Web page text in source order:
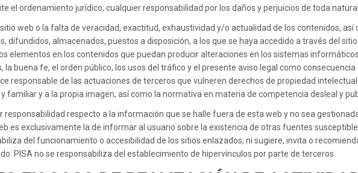
el ordenamiento jurídico, cualquier responsabilidad por los daños y perjuicios de toda
sitio web o la falta de veracidad, exactitud, exhaustividad y/o actualidad de los contenidos,
difundidos, almacenados, puestos a disposición, a los que se haya accedido a través del
elementos en los contenidos que puedan producir alteraciones en los sistemas
la buena fe, el orden público, los usos del tráfico y el presente aviso legal como
responsable de las actuaciones de terceros que vulneren derechos de propiedad
familiar y a la propia imagen, así como la normativa en materia de competencia desleal y
responsabilidad respecto a la información que se halle fuera de esta web y no sea
es exclusivamente la de informar al usuario sobre la existencia de otras fuentes
del funcionamiento o accesibilidad de los sitios enlazados; ni sugiere, invita o
PISA no se responsabiliza del establecimiento de hipervínculos por parte de terceros.